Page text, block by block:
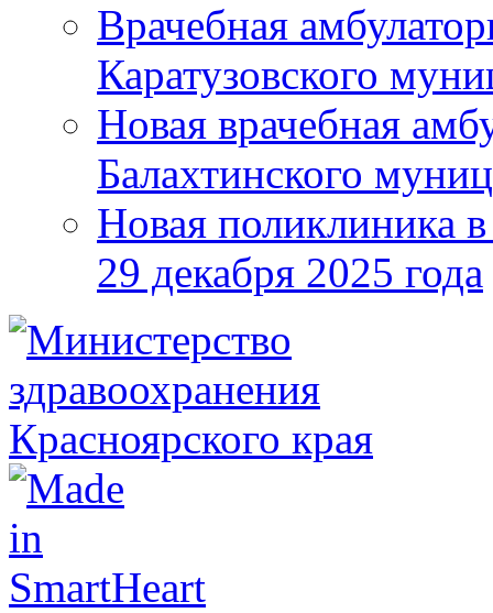
Врачебная
Каратузовского
Новая врачебная
Балахтинского
Новая поликлиника
29 декабря 2025 года